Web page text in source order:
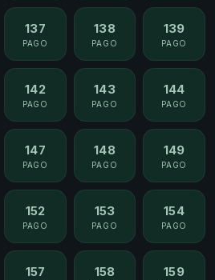
137
PAGO
138
PAGO
139
PAGO
142
PAGO
143
PAGO
144
PAGO
147
PAGO
148
PAGO
149
PAGO
152
PAGO
153
PAGO
154
PAGO
157 158 159